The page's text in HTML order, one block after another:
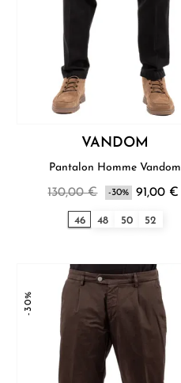
VANDOM
Pantalon Homme Vandom
130,00 € -30% 91,00 €
46 48 50 52
-30%